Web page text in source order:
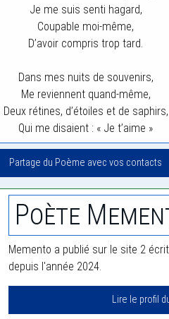
Je me suis senti hagard,
Coupable moi-même,
D’avoir compris trop tard.
Dans mes nuits de souvenirs,
Me reviennent quand-même,
Deux rétines, d’étoiles et de saphirs,
Qui me disaient : « Je t’aime »
Partage du Poème avec vos contacts
Poète
Memento a publié sur le site 2
depuis l'année 2024.
Lire le profil